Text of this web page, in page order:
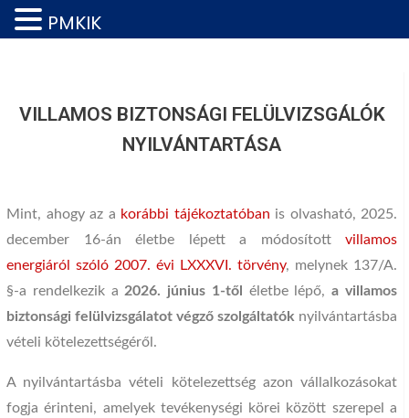
VILLAMOS BIZTONSÁGI FELÜLVIZSGÁLÓK
NYILVÁNTARTÁSA
Mint, ahogy az a korábbi tájékoztatóban is olvasható, 2025.
december 16-án életbe lépett a módosított villamos
energiáról szóló 2007. évi LXXXVI. törvény, melynek 137/A.
§-a rendelkezik a 2026. június 1-től életbe lépő,a villamos
biztonsági felülvizsgálatot végző szolgáltatók nyilvántartásba
vételi kötelezettségéről.
A nyilvántartásba vételi kötelezettség azon vállalkozásokat
fogja érinteni, amelyek tevékenységi körei között szerepel a
PMKIK